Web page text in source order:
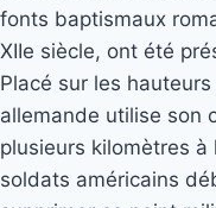
fonts baptismaux
XIIe siècle, ont été
Placé sur les
allemande utilise son
plusieurs kilomètres
soldats américains